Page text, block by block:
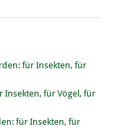
für Insekten, für
Insekten, für Vögel, für
für Insekten, für